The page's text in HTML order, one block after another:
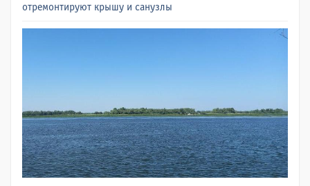
отремонтируют крышу и санузлы